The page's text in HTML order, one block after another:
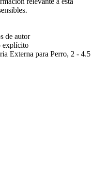
de autor
explícito
Externa para Perro, 2 - 4.5